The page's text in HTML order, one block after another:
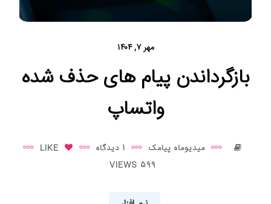
مهر ۷, ۱۴۰۴
بازگرداندن پیام های حذف شده
واتساپ
میدیوماه پیامک 1 دیدگاه
LIKE
599 VIEWS